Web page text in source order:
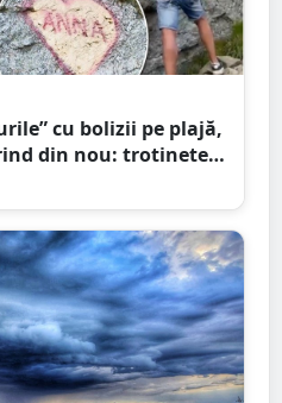
cu bolizii pe plajă,
din nou: trotinete
de dragoste pe stânci